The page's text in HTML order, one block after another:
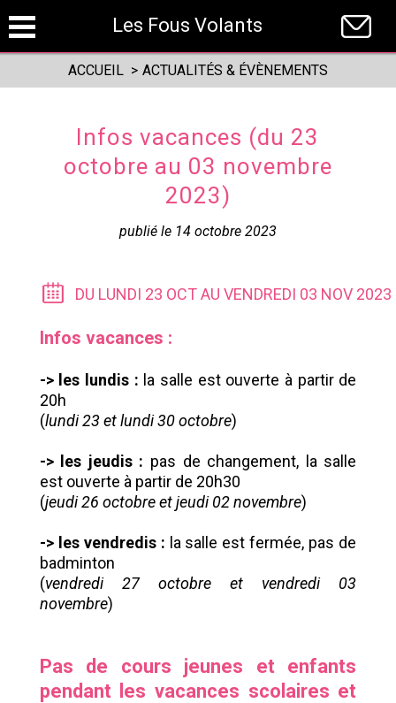
Les Fous Volants
ACCUEIL > ACTUALITÉS & ÉVÈNEMENTS
Infos vacances (du 23
octobre au 03 novembre
2023)
publié le 14 octobre 2023
DU LUNDI 23 OCT AU VENDREDI 03 NOV 2023
Infos vacances :
-> les lundis : la salle est ouverte à partir de
20h
(lundi 23 et lundi 30 octobre)
-> les jeudis : pas de changement, la salle
est ouverte à partir de 20h30
(jeudi 26 octobre et jeudi 02 novembre)
-> les vendredis : la salle est fermée, pas de
badminton
(vendredi 27 octobre et vendredi 03
novembre)
Pas de cours jeunes et enfants
pendant les vacances scolaires et